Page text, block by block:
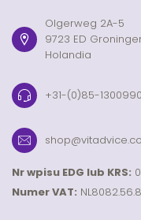
Olgerweg 2A-5
9723 ED
Holandia
+31-(0)85-1300990
Nr wpisu EDG lub KRS:
Numer VAT: